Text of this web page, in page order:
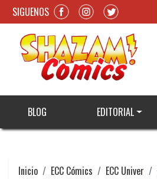
SIGUENOS
BLOG EDITORIAL
Inicio ECC Cómics ECC Univer